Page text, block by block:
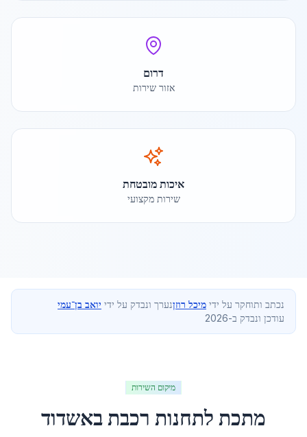
דרום
אזור שירות
איכות מובטחת
שירות מקצועי
נכתב ותוחקר על ידי מיכל רוזןנערך ונבדק על ידי יואב בן־עמי
עודכן ונבדק ב-2026
מיקום השירות
מתכת לתחנות רכבת באשדוד